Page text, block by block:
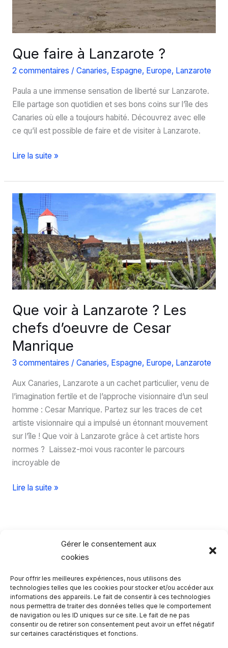
Gérer le consentement aux
cookies
Pour offrir les meilleures expériences, nous utilisons des
technologies telles que les cookies pour stocker et/ou accéder aux
informations des appareils. Le fait de consentir à ces technologies
nous permettra de traiter des données telles que le comportement
de navigation ou les ID uniques sur ce site. Le fait de ne pas
consentir ou de retirer son consentement peut avoir un effet négatif
sur certaines caractéristiques et fonctions.
Que faire à Lanzarote ?
2 commentaires / Canaries, Espagne, Europe, Lanzarote
Paula a une immense sensation de liberté sur Lanzarote.
Elle partage son quotidien et ses bons coins sur l’île des
Canaries où elle a toujours habité. Découvrez avec elle
ce qu’il est possible de faire et de visiter à Lanzarote.
Que
à
Lanzarote
Lire la suite »
Que voir à Lanzarote ? Les
chefs d’oeuvre de Cesar
Manrique
3 commentaires / Canaries, Espagne, Europe, Lanzarote
Aux Canaries, Lanzarote a un cachet particulier, venu de
l’imagination fertile et de l’approche visionnaire d’un seul
homme : Cesar Manrique. Partez sur les traces de cet
artiste visionnaire qui a impulsé un étonnant mouvement
sur l’île ! Que voir à Lanzarote grâce à cet artiste hors
normes ? Laissez-moi vous raconter le parcours
incroyable de
Que
d’oeuvre
de
Cesar
Manrique
Lire la suite »
Rechercher…
R
e